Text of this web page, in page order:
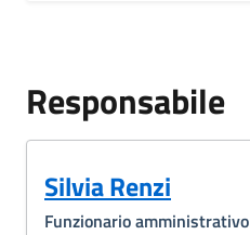
Responsabile
Silvia Renzi
Funzionario amministrativo